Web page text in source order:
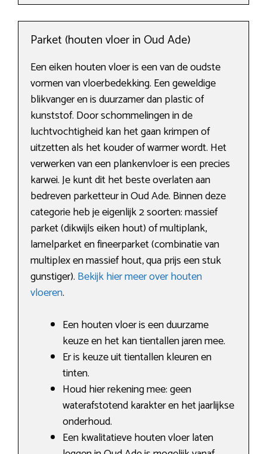
Parket (houten vloer in Oud Ade)
Een eiken houten vloer is een van de oudste
vormen van vloerbedekking. Een geweldige
blikvanger en is duurzamer dan plastic of
kunststof. Door schommelingen in de
luchtvochtigheid kan het gaan krimpen of
uitzetten als het kouder of warmer wordt. Het
verwerken van een plankenvloer is een precies
karwei. Je kunt dit het beste overlaten aan
bedreven parketteur in Oud Ade. Binnen deze
categorie heb je eigenlijk 2 soorten: massief
parket (dikwijls eiken hout) of multiplank,
lamelparket en fineerparket (combinatie van
multiplex en massief hout, qua prijs een stuk
gunstiger). Bekijk hier meer over houten
vloeren.
Een houten vloer is een duurzame
keuze en het kan tientallen jaren mee.
Er is keuze uit tientallen kleuren en
tinten.
Houd hier rekening mee: geen
waterafstotend karakter en het jaarlijkse
onderhoud.
Een kwalitatieve houten vloer laten